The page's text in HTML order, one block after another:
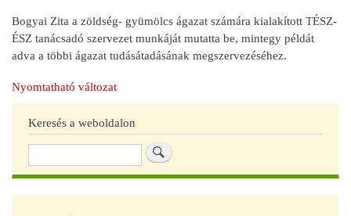
Bogyai Zita a zöldség- gyümölcs ágazat számára kialakított TÉSZ-
ÉSZ tanácsadó szervezet munkáját mutatta be, mintegy példát
adva a többi ágazat tudásátadásának megszervezéséhez.
Nyomtatható változat
Keresés a weboldalon